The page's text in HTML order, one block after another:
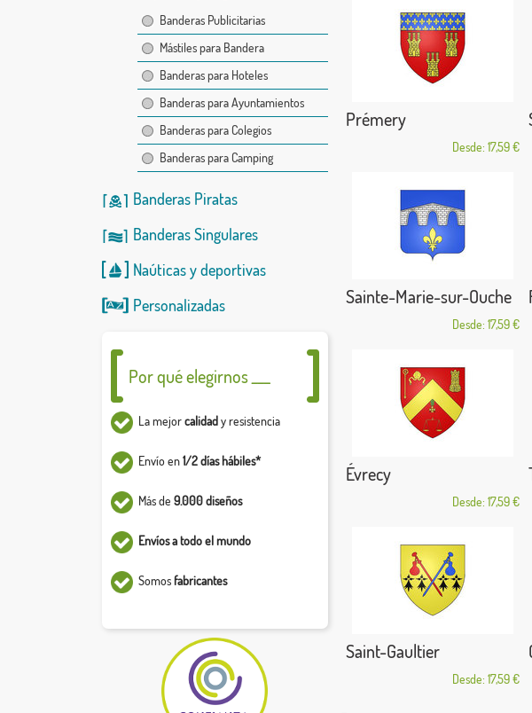
Banderas Publicitarias
Mástiles para Bandera
Banderas para Hoteles
Banderas para Ayuntamientos
Banderas para Colegios
Banderas para Camping
Banderas Piratas
Banderas Singulares
Naúticasydeportivas
Personalizadas
Por qué elegirnos ___
La mejorcalidady resistencia
Envío en1/2 días hábiles*
Más de 9.000 diseños
Envíos a todo el mundo
Somosfabricantes
Prémery
Desde: 17,59 €
Sainte-Marie-sur-Ouche
Desde: 17,59 €
Évrecy
Desde: 17,59 €
Saint-Gaultier
Desde: 17,59 €